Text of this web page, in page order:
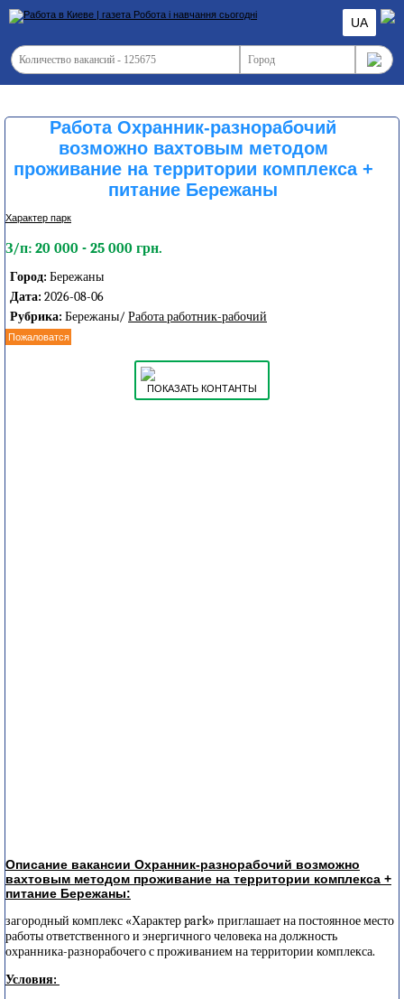
UA
Работа Охранник-разнорабочий
возможно вахтовым методом
проживание на территории комплекса +
питание Бережаны
Характер парк
З/п: 20 000 - 25 000 грн.
Город: Бережаны
Дата: 2026-08-06
Рубрика: Бережаны/ Работа работник-рабочий
Пожаловатся
ПОКАЗАТЬ КОНТАНТЫ
Описание вакансии Охранник-разнорабочий возможно
вахтовым методом проживание на территории комплекса +
питание Бережаны:
загородный комплекс «Характер park» приглашает на постоянное место
работы ответственного и энергичного человека на должность
охранника-разнорабочего с проживанием на территории комплекса.
Условия: